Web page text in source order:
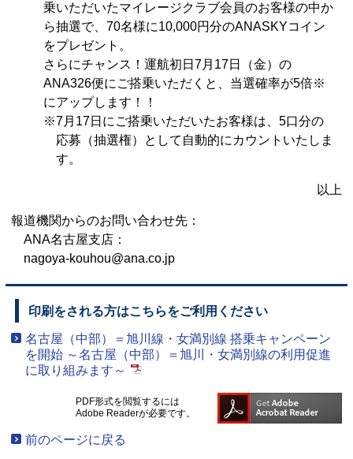
乗いただいたマイレージクラブ会員のお客様の中か
ら抽選で、70名様に10,000円分のANASKYコイン
をプレゼント。
さらにチャンス！運航初日7月17日（金）の
ANA326便にご搭乗いただくと、当選確率が5倍※
にアップします！！
※7月17日にご搭乗いただいたお客様は、5口分の
応募（抽選権）として自動的にカウントいたしま
す。
以上
報道機関からのお問い合わせ先：
ANA名古屋支店：
nagoya-kouhou@ana.co.jp
印刷をされる方はこちらをご利用ください
名古屋（中部）＝旭川線・女満別線 搭乗キャンペーン
を開始 ～名古屋（中部）＝旭川・女満別線の利用促進
に取り組みます～
PDF形式を閲覧するには
Adobe Readerが必要です。
前のページに戻る